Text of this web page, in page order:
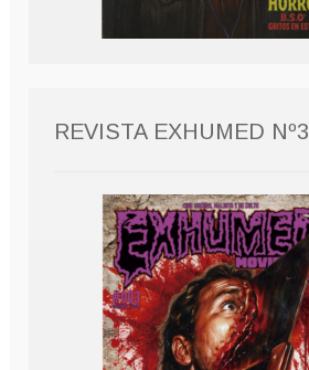
REVISTA EXHUMED Nº3